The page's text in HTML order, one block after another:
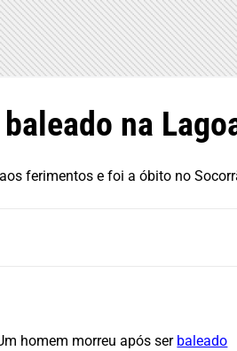
na
ferimentos e foi a óbito no
homem morreu após ser baleado